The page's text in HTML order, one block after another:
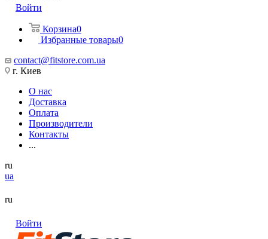
Войти
Корзина0
Избранные товары0
contact@fitstore.com.ua
г. Киев
О нас
Доставка
Оплата
Производители
Контакты
...
ru
ua
ru
Войти